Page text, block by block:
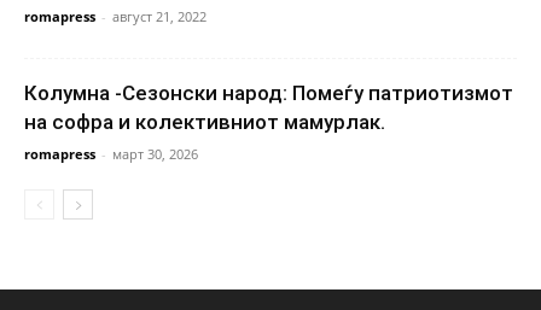
romapress - август 21, 2022
Колумна -Сезонски народ: Помеѓу патриотизмот
на софра и колективниот мамурлак.
romapress - март 30, 2026